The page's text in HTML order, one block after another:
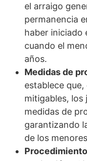
el arraigo
permanencia
haber iniciado
cuando el
años.
Medidas de
establece
mitigables, los
medidas de
garantizando
de los